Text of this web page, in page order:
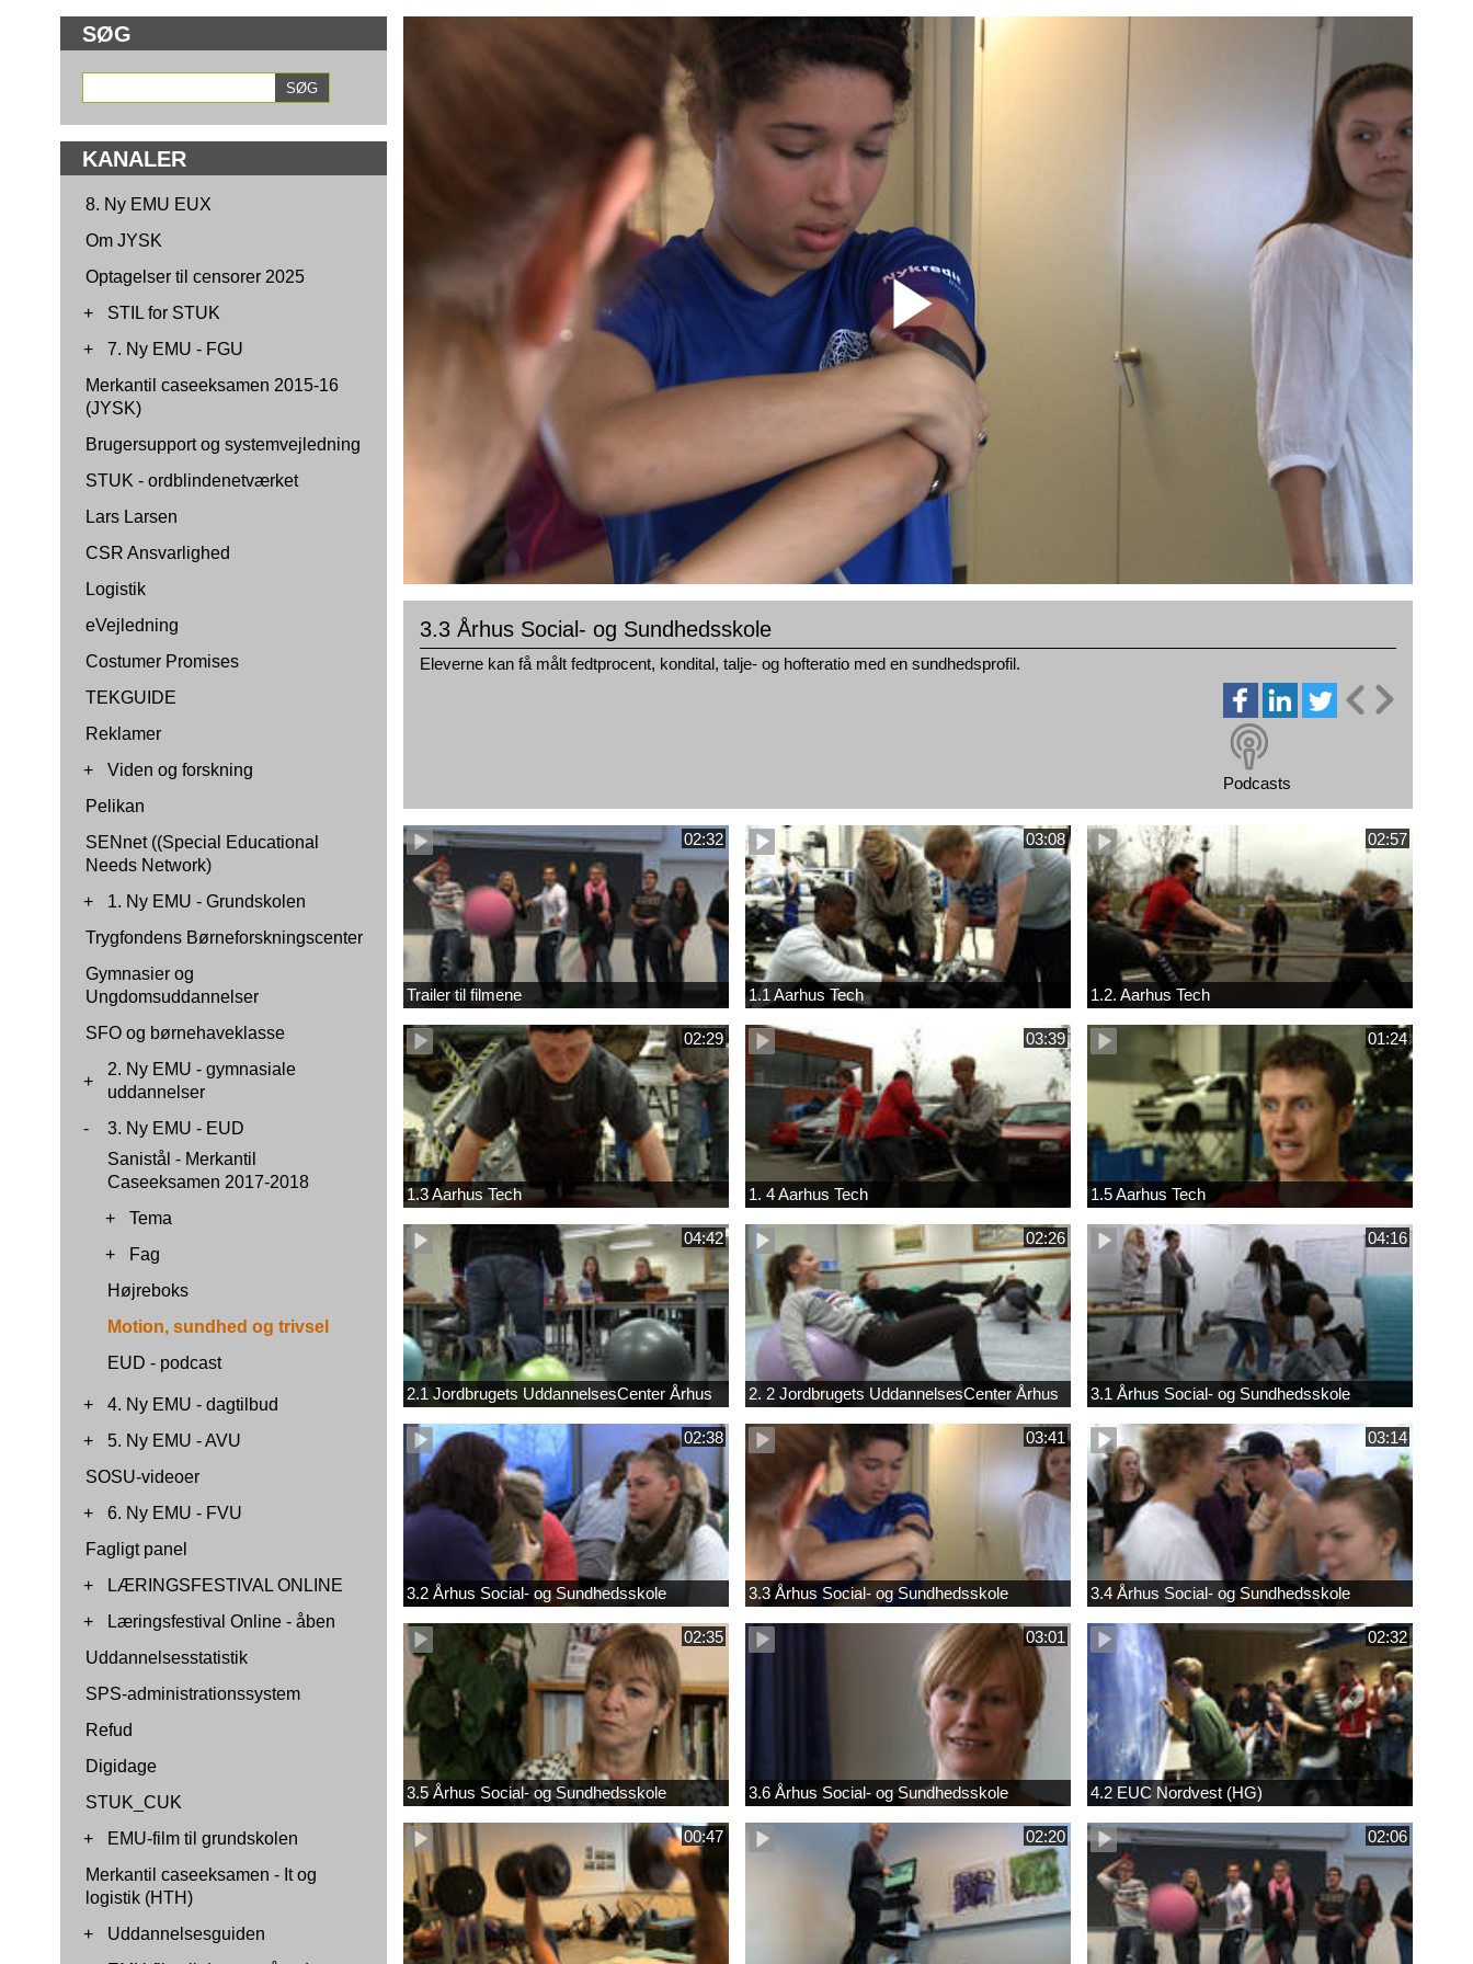
SØG
KANALER
8. Ny EMU EUX
Om JYSK
Optagelser til censorer 2025
+
STIL for STUK
+
7. Ny EMU - FGU
Merkantil caseeksamen 2015-16
(JYSK)
Brugersupport og systemvejledning
STUK - ordblindenetværket
Lars Larsen
CSR Ansvarlighed
Logistik
eVejledning
Costumer Promises
TEKGUIDE
Reklamer
+
Viden og forskning
Pelikan
SENnet ((Special Educational
Needs Network)
+
1. Ny EMU - Grundskolen
Trygfondens Børneforskningscenter
Gymnasier og
Ungdomsuddannelser
SFO og børnehaveklasse
+
2. Ny EMU - gymnasiale
uddannelser
-
3. Ny EMU - EUD
Sanistål - Merkantil
Caseeksamen 2017-2018
+
Tema
+
Fag
Højreboks
Motion, sundhed og trivsel
EUD - podcast
+
4. Ny EMU - dagtilbud
+
5. Ny EMU - AVU
SOSU-videoer
+
6. Ny EMU - FVU
Fagligt panel
+
LÆRINGSFESTIVAL ONLINE
+
Læringsfestival Online - åben
Uddannelsesstatistik
SPS-administrationssystem
Refud
Digidage
STUK_CUK
+
EMU-film til grundskolen
Merkantil caseeksamen - It og
logistik (HTH)
+
Uddannelsesguiden
3.3 Århus Social- og Sundhedsskole
Eleverne kan få målt fedtprocent, kondital, talje- og hofteratio med en sundhedsprofil.
Podcasts
02:32
Trailer til filmene
03:08
1.1 Aarhus Tech
02:57
1.2. Aarhus Tech
02:29
1.3 Aarhus Tech
03:39
1. 4 Aarhus Tech
01:24
1.5 Aarhus Tech
04:42
2.1 Jordbrugets UddannelsesCenter Århus
02:26
2. 2 Jordbrugets UddannelsesCenter Århus
04:16
3.1 Århus Social- og Sundhedsskole
02:38
3.2 Århus Social- og Sundhedsskole
03:41
3.3 Århus Social- og Sundhedsskole
03:14
3.4 Århus Social- og Sundhedsskole
02:35
3.5 Århus Social- og Sundhedsskole
03:01
3.6 Århus Social- og Sundhedsskole
02:32
4.2 EUC Nordvest (HG)
00:47 02:20 02:06